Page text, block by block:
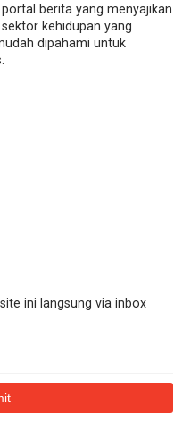
berita yang menyajikan
kehidupan yang
dipahami untuk
ini langsung via inbox